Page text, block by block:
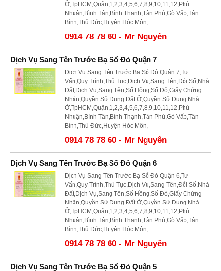
Ở,TpHCM,Quận,1,2,3,4,5,6,7,8,9,10,11,12,Phú
Nhuận,Bình Tân,Bình Thạnh,Tân Phú,Gò Vấp,Tân
Bình,Thủ Đức,Huyện Hóc Môn,
0914 78 78 60 - Mr Nguyên
Dịch Vụ Sang Tên Trước Bạ Sổ Đỏ Quận 7
Dịch Vụ Sang Tên Trước Bạ Sổ Đỏ Quận 7,Tư
Vấn,Quy Trình,Thủ Tục,Dịch Vụ,Sang Tên,Đổi Sổ,Nhà
Đất,Dịch Vụ,Sang Tên,Sổ Hồng,Sổ Đỏ,Giấy Chứng
Nhận,Quyền Sử Dụng Đất Ở,Quyền Sử Dụng Nhà
Ở,TpHCM,Quận,1,2,3,4,5,6,7,8,9,10,11,12,Phú
Nhuận,Bình Tân,Bình Thạnh,Tân Phú,Gò Vấp,Tân
Bình,Thủ Đức,Huyện Hóc Môn,
0914 78 78 60 - Mr Nguyên
Dịch Vụ Sang Tên Trước Bạ Sổ Đỏ Quận 6
Dịch Vụ Sang Tên Trước Bạ Sổ Đỏ Quận 6,Tư
Vấn,Quy Trình,Thủ Tục,Dịch Vụ,Sang Tên,Đổi Sổ,Nhà
Đất,Dịch Vụ,Sang Tên,Sổ Hồng,Sổ Đỏ,Giấy Chứng
Nhận,Quyền Sử Dụng Đất Ở,Quyền Sử Dụng Nhà
Ở,TpHCM,Quận,1,2,3,4,5,6,7,8,9,10,11,12,Phú
Nhuận,Bình Tân,Bình Thạnh,Tân Phú,Gò Vấp,Tân
Bình,Thủ Đức,Huyện Hóc Môn,
0914 78 78 60 - Mr Nguyên
Dịch Vụ Sang Tên Trước Bạ Sổ Đỏ Quận 5